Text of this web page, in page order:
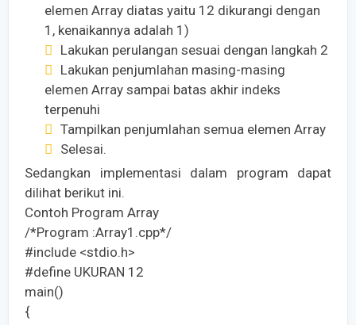
elemen Array diatas yaitu 12 dikurangi dengan
1, kenaikannya adalah 1)
Lakukan perulangan sesuai dengan langkah 2
Lakukan penjumlahan masing-masing
elemen Array sampai batas akhir indeks
terpenuhi
Tampilkan penjumlahan semua elemen Array
Selesai.
Sedangkan implementasi dalam program dapat
dilihat berikut ini.
Contoh Program Array
/*Program :Array1.cpp*/
#include <stdio.h>
#define UKURAN 12
main()
{